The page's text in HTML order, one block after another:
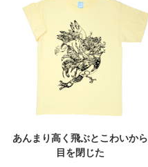
あんまり高く飛ぶとこわいから
目を閉じた